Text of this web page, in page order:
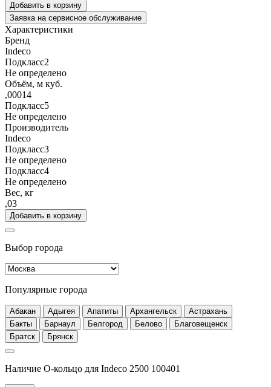
Добавить в корзину
Заявка на сервисное обслуживание
Характеристики
Бренд
Indeco
Подкласс2
Не определено
Объём, м куб.
,00014
Подкласс5
Не определено
Производитель
Indeco
Подкласс3
Не определено
Подкласс4
Не определено
Вес, кг
,03
Добавить в корзину
Выбор города
Популярные города
Абакан Адыгея Апатиты Архангельск
Астрахань
Бакты
Барнаул Белгород Белово
Благовещенск
Братск
Брянск
Наличие О-кольцо для Indeco 2500 100401